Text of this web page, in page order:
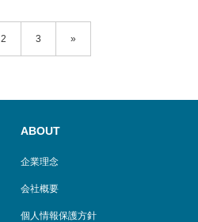
2 3 »
ABOUT
企業理念
会社概要
個人情報保護方針